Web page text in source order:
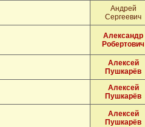
Андрей
Сергеевич
Александр
Робертович
Алексей
Пушкарёв
Алексей
Пушкарёв
Алексей
Пушкарёв